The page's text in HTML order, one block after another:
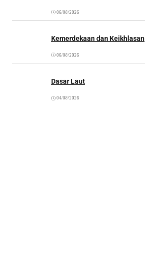
06/08/2026
Kemerdekaan dan Keikhlasan
06/08/2026
Dasar Laut
04/08/2026